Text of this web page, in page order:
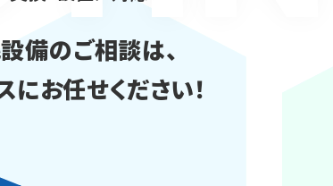
備のご相談は、
お任せください！